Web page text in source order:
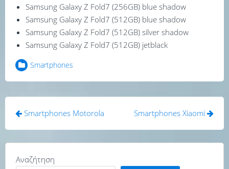
Samsung Galaxy Z Fold7 (256GB) blue shadow
Samsung Galaxy Z Fold7 (512GB) blue shadow
Samsung Galaxy Z Fold7 (512GB) silver shadow
Samsung Galaxy Z Fold7 (512GB) jetblack
Smartphones
Πλοήγηση
άρθρων
Smartphones Motorola Smartphones Xiaomi
Αναζήτηση